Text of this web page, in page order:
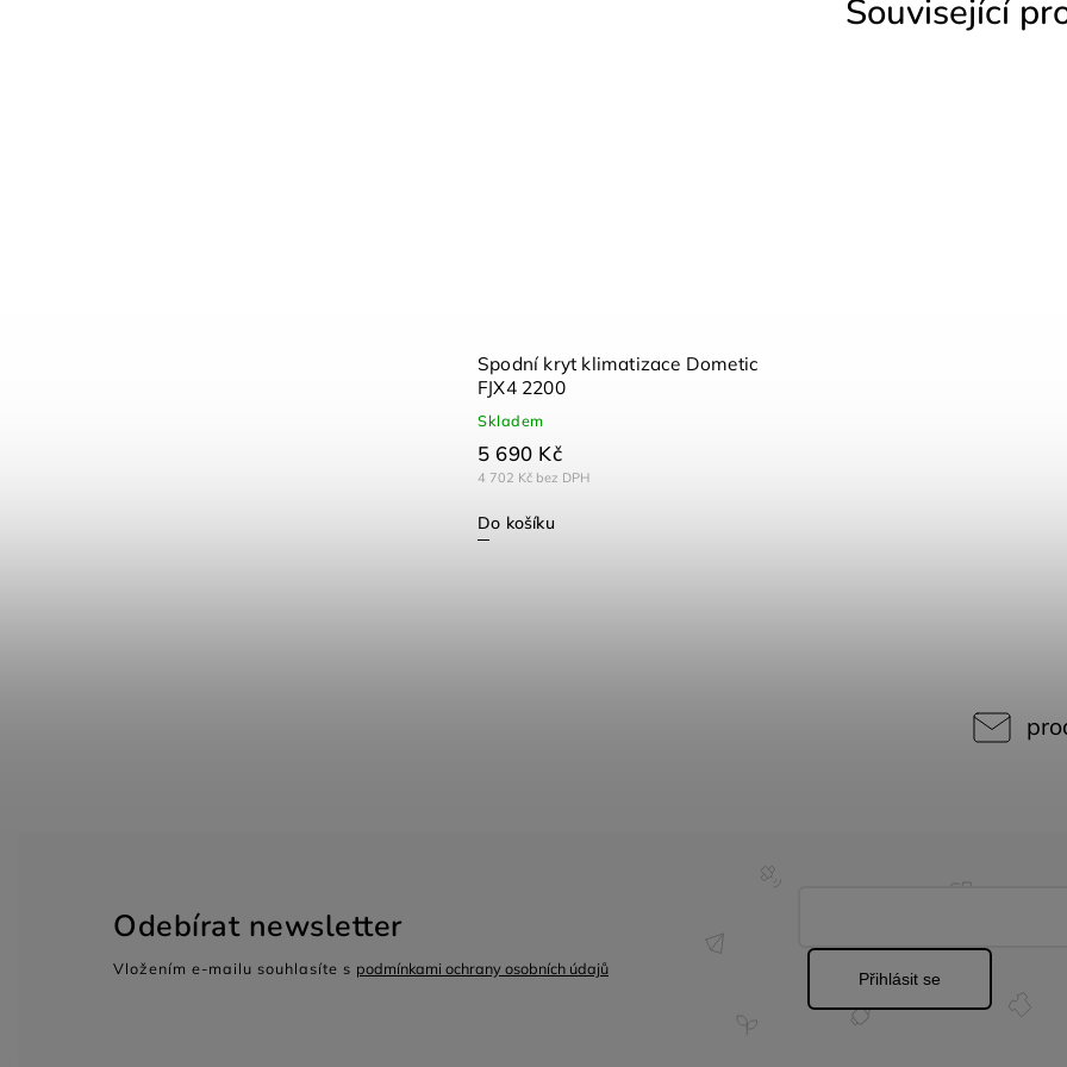
Související
Spodní kryt klimatizace Dometic
FJX4 2200
Skladem
4 702 Kč bez DPH
5 690 Kč
Do košíku
Odebírat newsletter
Vložením e-mailu souhlasíte s podmínkami ochrany osobních údajů
Přihlásit se